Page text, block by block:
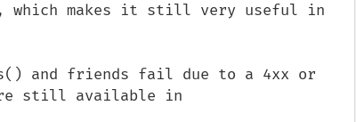
which makes it still very useful in
and friends fail due to a 4xx or
still available in